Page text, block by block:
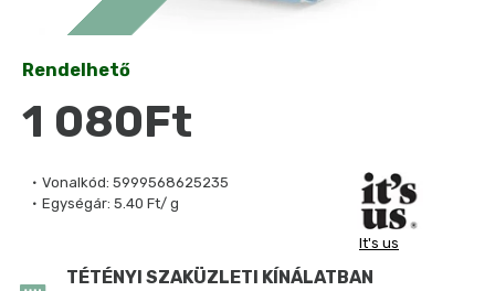
Vonalkód: 5999568625235
Egységár: 5.40 Ft/ g
It's us
Rendelhető
1 080Ft
TÉTÉNYI SZAKÜZLETI KÍNÁLATBAN